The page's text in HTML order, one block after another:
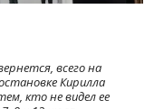
всего на
Кирилла
кто не видел ее